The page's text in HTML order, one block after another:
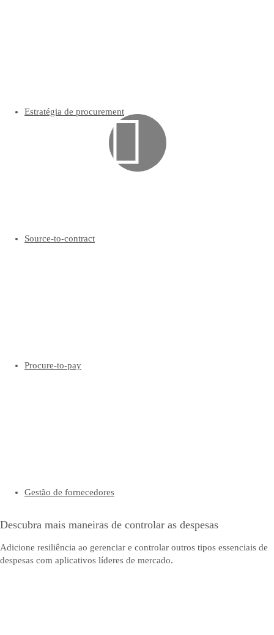
Estratégia de procurement
Source-to-contract
Procure-to-pay
Gestão de fornecedores
Descubra mais maneiras de controlar as despesas
Adicione resiliência ao gerenciar e controlar outros tipos essenciais de
despesas com aplicativos líderes de mercado.